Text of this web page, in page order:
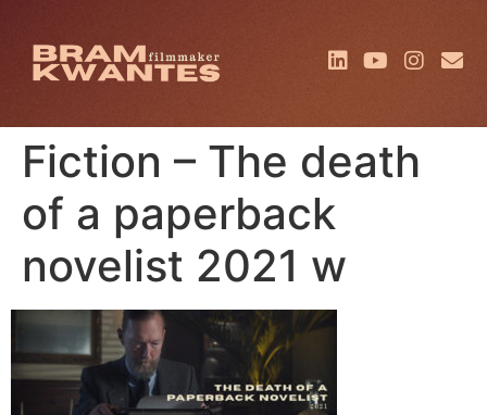
Fiction – The death
of a paperback
novelist 2021 w